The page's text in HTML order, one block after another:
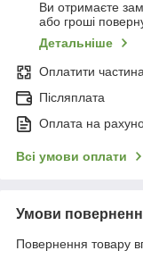
Ви отримаєте
або гроші
Детальніше
Оплатити
Післяплата
Оплата на
Всі умови оплати
Умови
Повернення товару